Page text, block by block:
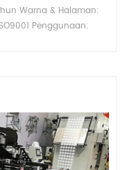
Warna & Halaman:
Penggunaan:
purna jual: Dukungan
lapangan Berat: 600kg
& Pengiriman
untuk jarak jauh